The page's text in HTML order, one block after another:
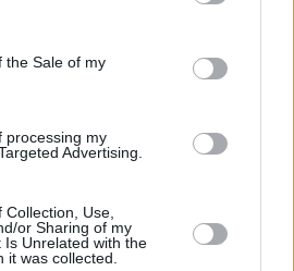
Google and its third-party tags to
specified purposes in below Google
the Sale of my
processing my
Advertising.
Use,
or Sharing of my
Is Unrelated with the
it was collected.
σε χαμηλή βλάστηση στο
τις πλένουμε, πότε τις
των παιδιών που δεν
ή να αγνοούμε